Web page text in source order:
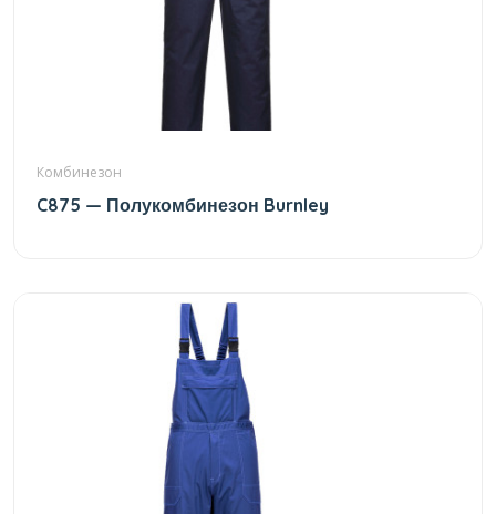
Комбинезон
C875 — Полукомбинезон Burnley